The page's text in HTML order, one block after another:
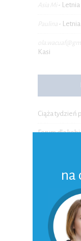
Asia Mi -
Paulina -
Kasi
Ciąża tydzień
Forum dla
Planowanie
Ciąża
Poród
na